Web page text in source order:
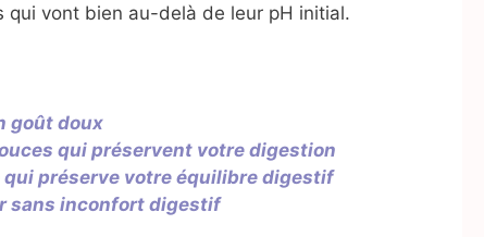
qui vont bien au-delà de leur pH initial.
goût doux
qui préservent votre digestion
préserve votre équilibre digestif
sans inconfort digestif